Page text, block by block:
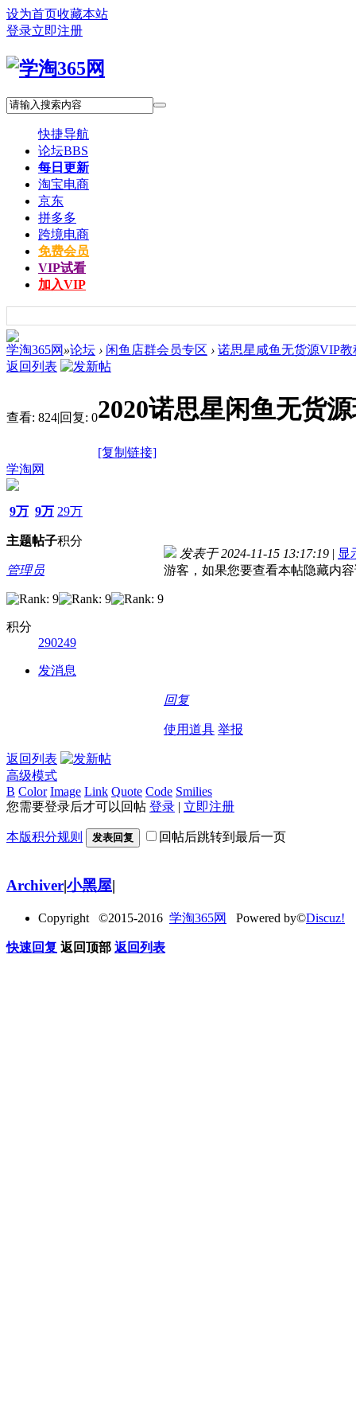
设为首页收藏本站
登录立即注册
快捷导航
论坛BBS
每日更新
淘宝电商
京东
拼多多
跨境电商
免费会员
VIP试看
加入VIP
学淘365网 »论坛 › 闲鱼店群会员专区 › 诺思星咸鱼无货源VIP教
返回列表
查看: 824|回复: 02020诺思星闲鱼无货
[复制链接]
学淘网
9万
主题
9万
帖子
29万
积分
管理员
积分
290249
发消息
发表于 2024-11-15 13:17:19 | 显
游客，如果您要查看本帖隐藏内
回复
使用道具 举报
返回列表
高级模式
B Color Image Link Quote Code Smilies
您需要登录后才可以回帖 登录 | 立即注册
本版积分规则 发表回复 回帖后跳转到最后一页
Archiver|小黑屋|
Copyright ©2015-2016 学淘365网 Powered by©Discuz!
快速回复 返回顶部 返回列表